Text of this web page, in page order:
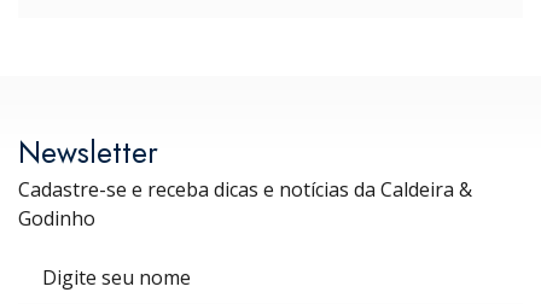
Newsletter
Cadastre-se e receba dicas e notícias da Caldeira &
Godinho